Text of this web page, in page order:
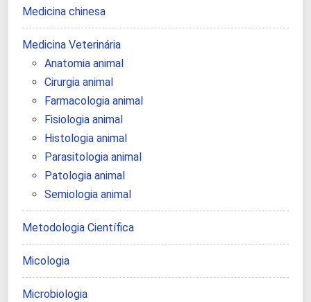
Medicina chinesa
Medicina Veterinária
Anatomia animal
Cirurgia animal
Farmacologia animal
Fisiologia animal
Histologia animal
Parasitologia animal
Patologia animal
Semiologia animal
Metodologia Científica
Micologia
Microbiologia